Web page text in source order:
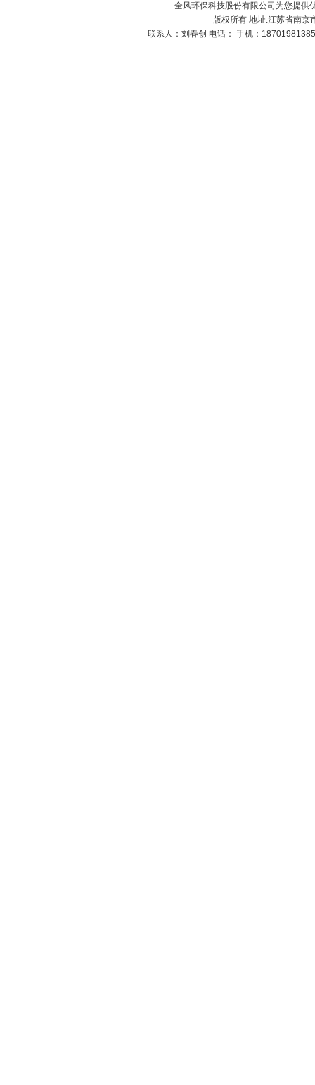
全风环保科技股份有限公司为您提供
版权所有 地址:江苏省南
联系人：刘春创 电话： 手机：